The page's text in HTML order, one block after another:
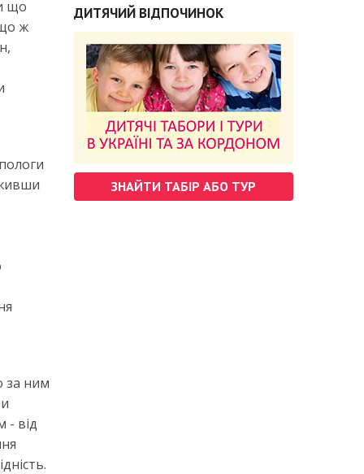
що
ж
за ним
- від
ДИТЯЧИЙ ВІДПОЧИНОК
ЗНАЙТИ ТАБІР АБО ТУР